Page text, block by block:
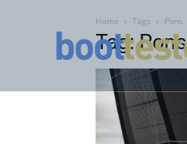
Home Tags Pons
Tag: Pons